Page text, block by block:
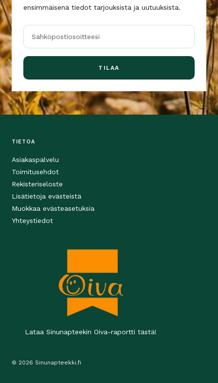
ensimmäisenä tiedot tarjouksista ja uutuuksista.
Sähköpostiosoitteesi
TILAA
TIETOA
Asiakaspalvelu
Toimitusehdot
Rekisteriseloste
Lisätietoja evästeistä
Muokkaa evästeasetuksia
Yhteystiedot
Lataa Sinunapteekin Oiva-raportti tästä!
© 2026 Sinunapteekki.fi